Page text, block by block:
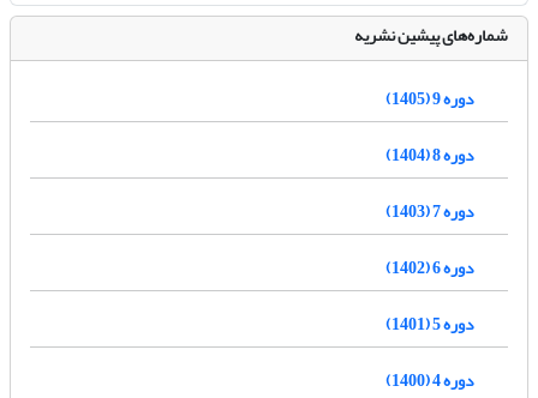
شماره‌های پیشین نشریه
دوره 9 (1405)
دوره 8 (1404)
دوره 7 (1403)
دوره 6 (1402)
دوره 5 (1401)
دوره 4 (1400)